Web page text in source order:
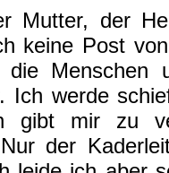
Mutter, der
keine Post
die Menschen
Ich werde
gibt mir zu
Nur der